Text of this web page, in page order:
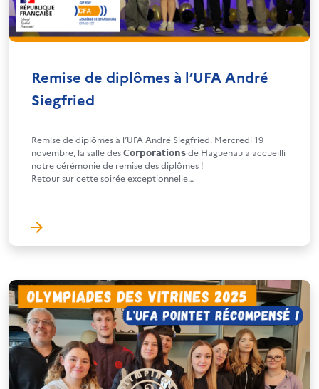
Remise de diplômes à l’UFA André
Siegfried
Remise de diplômes à l’UFA André Siegfried. Mercredi 19
novembre, la salle des 𝗖𝗼𝗿𝗽𝗼𝗿𝗮𝘁𝗶𝗼𝗻𝘀 de Haguenau a accueilli
notre cérémonie de remise des diplômes !
Retour sur cette soirée exceptionnelle…